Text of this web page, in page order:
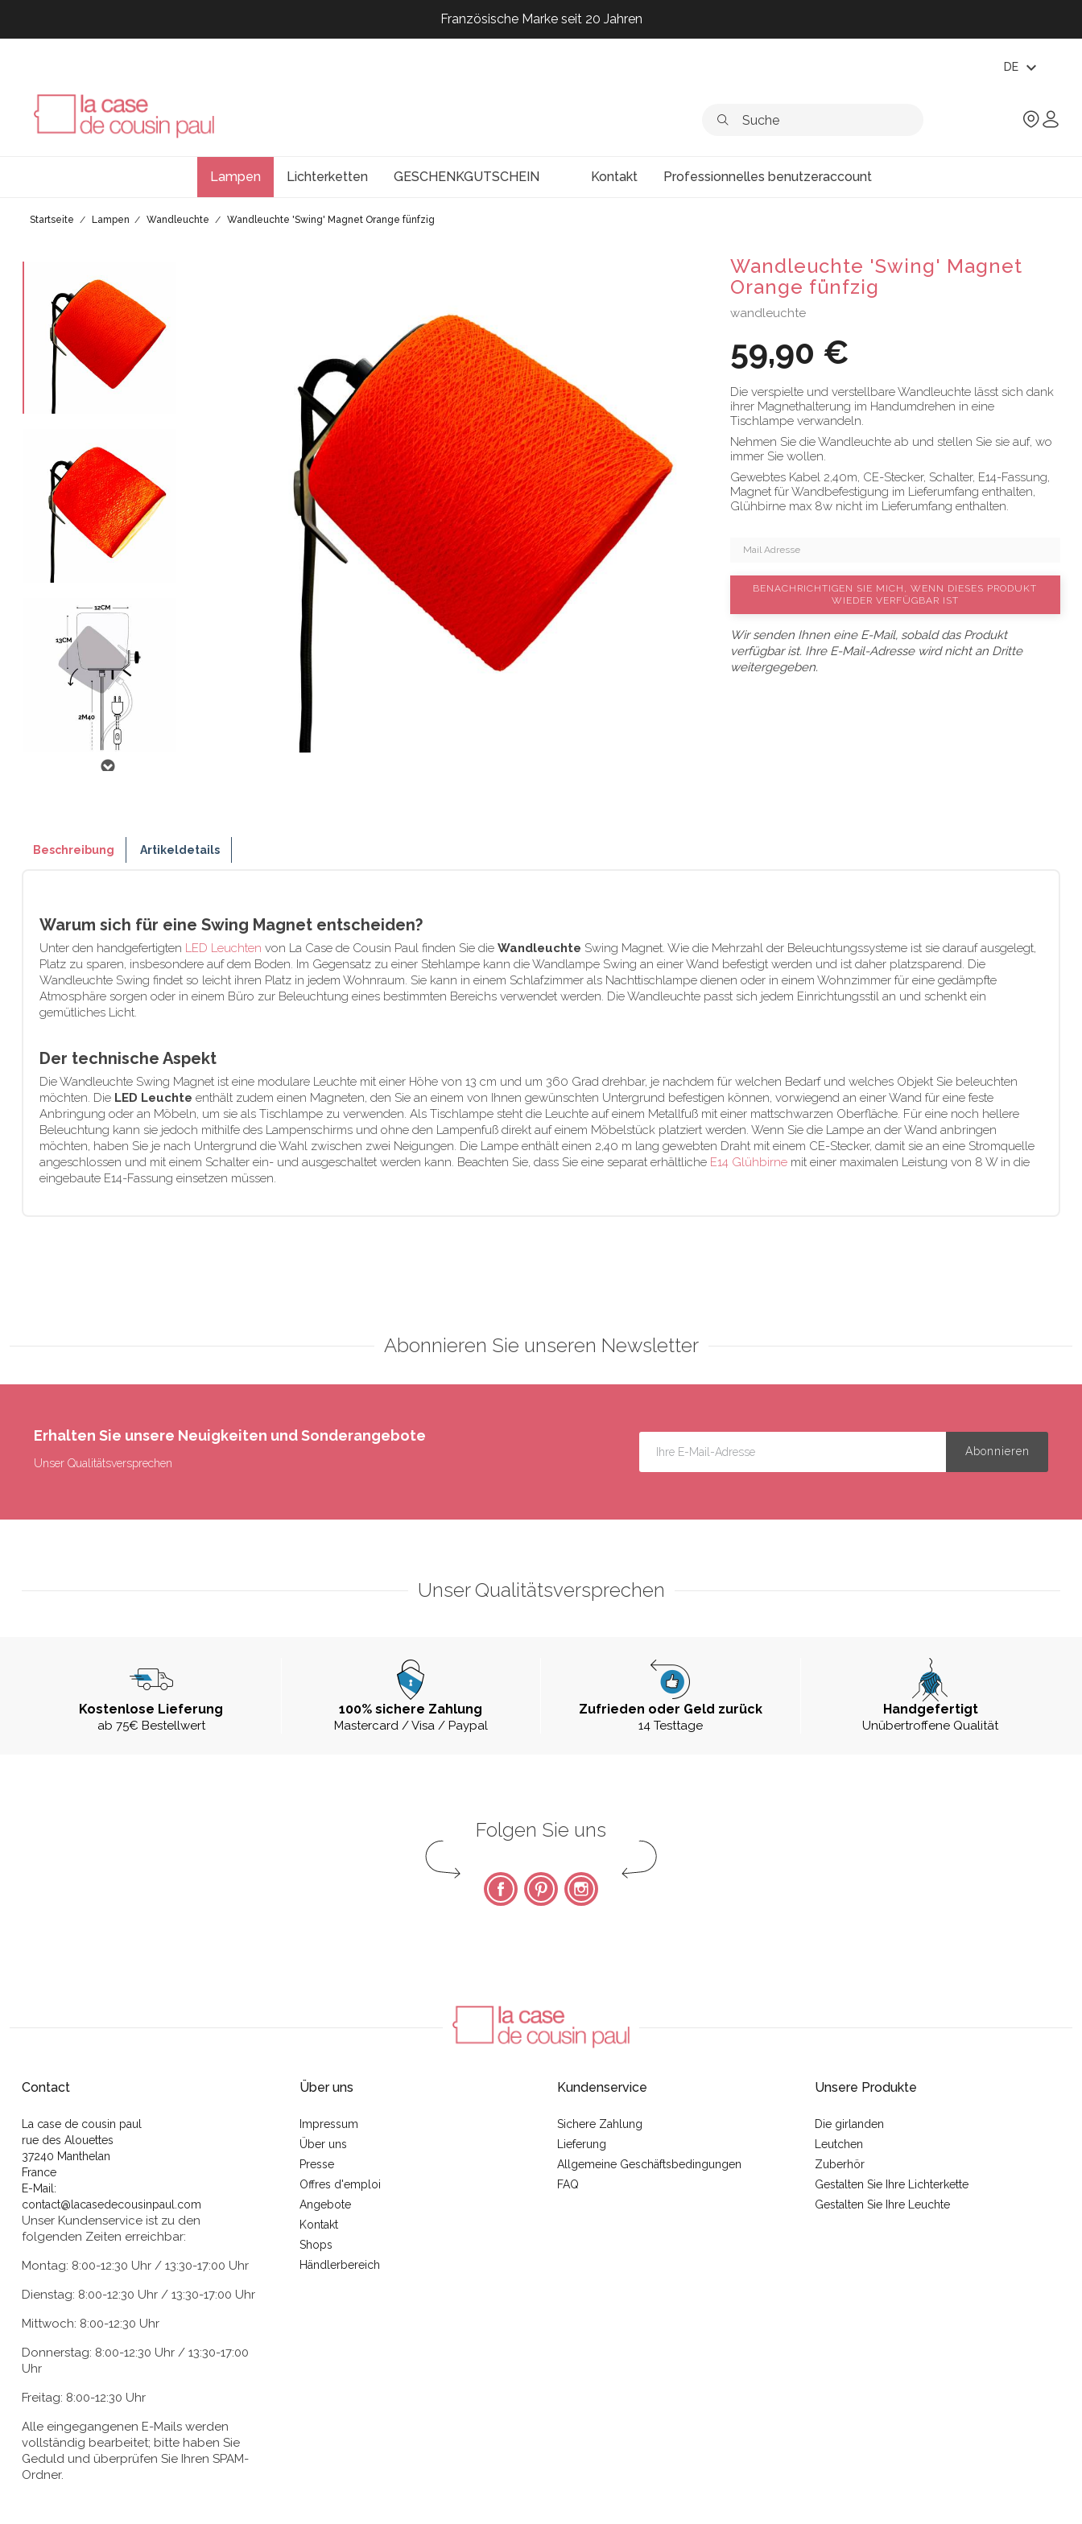
Französische Marke seit 20 Jahren
Französische Marke seit 20 Jahren
DE expand_more
Lampen Lichterketten GESCHENKGUTSCHEIN Kontakt Professionnelles benutzeraccount
Startseite Lampen Wandleuchte Wandleuchte 'Swing' Magnet Orange fünfzig
Wandleuchte 'Swing' Magnet
Orange fünfzig
wandleuchte
59,90 €
Die verspielte und verstellbare Wandleuchte lässt sich dank
ihrer Magnethalterung im Handumdrehen in eine
Tischlampe verwandeln.
Nehmen Sie die Wandleuchte ab und stellen Sie sie auf, wo
immer Sie wollen.
Gewebtes Kabel 2,40m, CE-Stecker, Schalter, E14-Fassung,
Magnet für Wandbefestigung im Lieferumfang enthalten,
Glühbirne max 8w nicht im Lieferumfang enthalten.
BENACHRICHTIGEN SIE MICH, WENN DIESES PRODUKT
WIEDER VERFÜGBAR IST
Wir senden Ihnen eine E-Mail, sobald das Produkt
verfügbar ist. Ihre E-Mail-Adresse wird nicht an Dritte
weitergegeben.
Beschreibung Artikeldetails
Warum sich für eine Swing Magnet entscheiden?
Unter den handgefertigten LED Leuchten von La Case de Cousin Paul finden Sie die Wandleuchte Swing Magnet. Wie die Mehrzahl der Beleuchtungssysteme ist sie darauf ausgelegt,
Platz zu sparen, insbesondere auf dem Boden. Im Gegensatz zu einer Stehlampe kann die Wandlampe Swing an einer Wand befestigt werden und ist daher platzsparend. Die
Wandleuchte Swing findet so leicht ihren Platz in jedem Wohnraum. Sie kann in einem Schlafzimmer als Nachttischlampe dienen oder in einem Wohnzimmer für eine gedämpfte
Atmosphäre sorgen oder in einem Büro zur Beleuchtung eines bestimmten Bereichs verwendet werden. Die Wandleuchte passt sich jedem Einrichtungsstil an und schenkt ein
gemütliches Licht.
Der technische Aspekt
Die Wandleuchte Swing Magnet ist eine modulare Leuchte mit einer Höhe von 13 cm und um 360 Grad drehbar, je nachdem für welchen Bedarf und welches Objekt Sie beleuchten
möchten. Die LED Leuchte enthält zudem einen Magneten, den Sie an einem von Ihnen gewünschten Untergrund befestigen können, vorwiegend an einer Wand für eine feste
Anbringung oder an Möbeln, um sie als Tischlampe zu verwenden. Als Tischlampe steht die Leuchte auf einem Metallfuß mit einer mattschwarzen Oberfläche. Für eine noch hellere
Beleuchtung kann sie jedoch mithilfe des Lampenschirms und ohne den Lampenfuß direkt auf einem Möbelstück platziert werden. Wenn Sie die Lampe an der Wand anbringen
möchten, haben Sie je nach Untergrund die Wahl zwischen zwei Neigungen. Die Lampe enthält einen 2,40 m lang gewebten Draht mit einem CE-Stecker, damit sie an eine Stromquelle
angeschlossen und mit einem Schalter ein- und ausgeschaltet werden kann. Beachten Sie, dass Sie eine separat erhältliche E14 Glühbirne mit einer maximalen Leistung von 8 W in die
eingebaute E14-Fassung einsetzen müssen.
Abonnieren Sie unseren Newsletter
Erhalten Sie unsere Neuigkeiten und Sonderangebote
Unser Qualitätsversprechen
Unser Qualitätsversprechen
Kostenlose Lieferung
ab 75€ Bestellwert
100% sichere Zahlung
Mastercard / Visa / Paypal
Zufrieden oder Geld zurück
14 Testtage
Handgefertigt
Unübertroffene Qualität
Folgen Sie uns
FacebookPinterest Instagram
Contact
La case de cousin paul
rue des Alouettes
37240 Manthelan
France
E-Mail:
contact@lacasedecousinpaul.com
Unser Kundenservice ist zu den
folgenden Zeiten erreichbar:
Montag: 8:00-12:30 Uhr / 13:30-17:00 Uhr
Dienstag: 8:00-12:30 Uhr / 13:30-17:00 Uhr
Mittwoch: 8:00-12:30 Uhr
Donnerstag: 8:00-12:30 Uhr / 13:30-17:00
Uhr
Freitag: 8:00-12:30 Uhr
Alle eingegangenen E-Mails werden
vollständig bearbeitet; bitte haben Sie
Geduld und überprüfen Sie Ihren SPAM-
Ordner.
Über uns
Impressum
Über uns
Presse
Offres d'emploi
Angebote
Kontakt
Shops
Händlerbereich
Kundenservice
Sichere Zahlung
Lieferung
Allgemeine Geschäftsbedingungen
FAQ
Unsere Produkte
Die girlanden
Leutchen
Zuberhör
Gestalten Sie Ihre Lichterkette
Gestalten Sie Ihre Leuchte